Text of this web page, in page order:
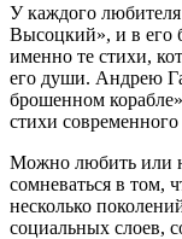
У каждого любителя
Высоцкий», и в его
именно те стихи,
его души. Андрею
брошенном
стихи
Можно любить или
сомневаться в том,
несколько
социальных слоев,